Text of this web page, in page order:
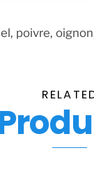
poivre,